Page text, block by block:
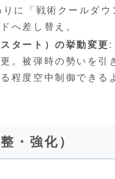
に「戦術クールダ
へ差し替え。
タート）の挙動変更 :
。被弾時の勢いを引
程度空中制御できる
・強化）